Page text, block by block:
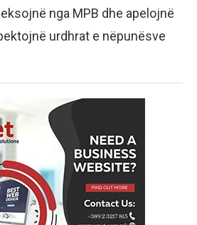
nga MPB dhe apelojnë
urdhrat e nëpunësve